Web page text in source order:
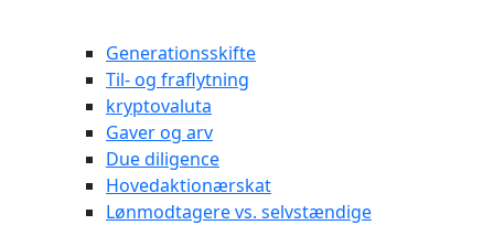
Generationsskifte
Til- og fraflytning
kryptovaluta
Gaver og arv
Due diligence
Hovedaktionærskat
Lønmodtagere vs. selvstændige